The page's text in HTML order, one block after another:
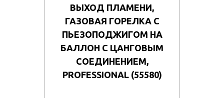
ВЫХОД ПЛАМЕНИ,
ГАЗОВАЯ ГОРЕЛКА С
ПЬЕЗОПОДЖИГОМ НА
БАЛЛОН С ЦАНГОВЫМ
СОЕДИНЕНИЕМ,
PROFESSIONAL (55580)